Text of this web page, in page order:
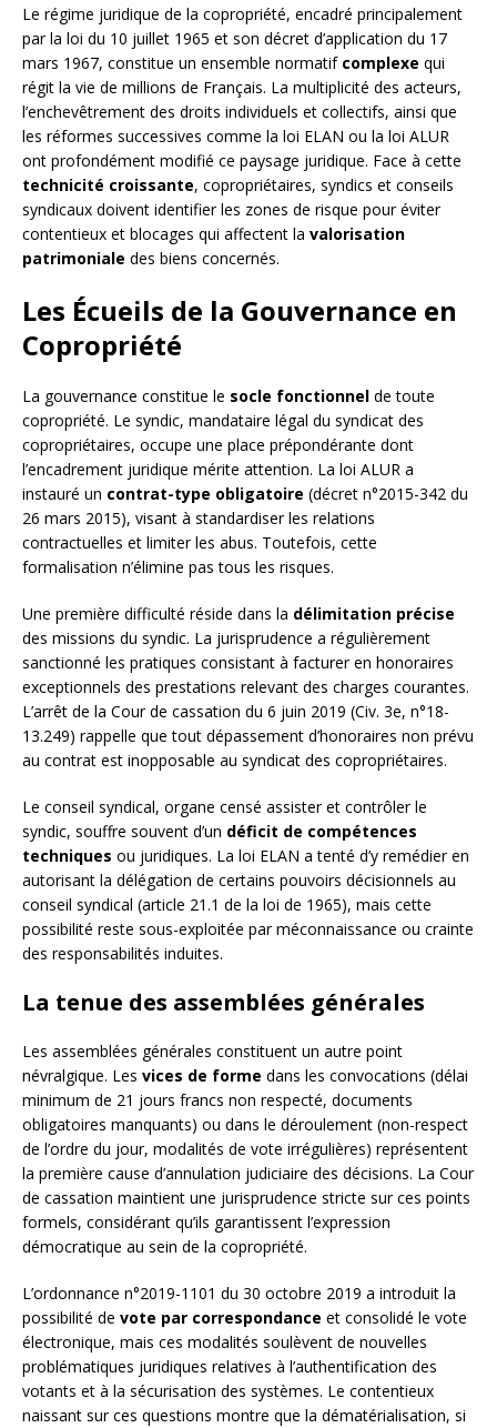
Le régime juridique de la copropriété, encadré principalement
par la loi du 10 juillet 1965 et son décret d’application du 17
mars 1967, constitue un ensemble normatif complexe qui
régit la vie de millions de Français. La multiplicité des acteurs,
l’enchevêtrement des droits individuels et collectifs, ainsi que
les réformes successives comme la loi ELAN ou la loi ALUR
ont profondément modifié ce paysage juridique. Face à cette
technicité croissante, copropriétaires, syndics et conseils
syndicaux doivent identifier les zones de risque pour éviter
contentieux et blocages qui affectent la valorisation
patrimoniale des biens concernés.
Les Écueils de la Gouvernance en
Copropriété
La gouvernance constitue le socle fonctionnel de toute
copropriété. Le syndic, mandataire légal du syndicat des
copropriétaires, occupe une place prépondérante dont
l’encadrement juridique mérite attention. La loi ALUR a
instauré un contrat-type obligatoire (décret n°2015-342 du
26 mars 2015), visant à standardiser les relations
contractuelles et limiter les abus. Toutefois, cette
formalisation n’élimine pas tous les risques.
Une première difficulté réside dans la délimitation précise
des missions du syndic. La jurisprudence a régulièrement
sanctionné les pratiques consistant à facturer en honoraires
exceptionnels des prestations relevant des charges courantes.
L’arrêt de la Cour de cassation du 6 juin 2019 (Civ. 3e, n°18-
13.249) rappelle que tout dépassement d’honoraires non prévu
au contrat est inopposable au syndicat des copropriétaires.
Le conseil syndical, organe censé assister et contrôler le
syndic, souffre souvent d’un déficit de compétences
techniques ou juridiques. La loi ELAN a tenté d’y remédier en
autorisant la délégation de certains pouvoirs décisionnels au
conseil syndical (article 21.1 de la loi de 1965), mais cette
possibilité reste sous-exploitée par méconnaissance ou crainte
des responsabilités induites.
La tenue des assemblées générales
Les assemblées générales constituent un autre point
névralgique. Les vices de forme dans les convocations (délai
minimum de 21 jours francs non respecté, documents
obligatoires manquants) ou dans le déroulement (non-respect
de l’ordre du jour, modalités de vote irrégulières) représentent
la première cause d’annulation judiciaire des décisions. La Cour
de cassation maintient une jurisprudence stricte sur ces points
formels, considérant qu’ils garantissent l’expression
démocratique au sein de la copropriété.
L’ordonnance n°2019-1101 du 30 octobre 2019 a introduit la
possibilité de vote par correspondance et consolidé le vote
électronique, mais ces modalités soulèvent de nouvelles
problématiques juridiques relatives à l’authentification des
votants et à la sécurisation des systèmes. Le contentieux
naissant sur ces questions montre que la dématérialisation, si